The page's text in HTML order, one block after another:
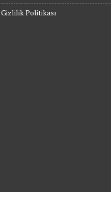
Gizlilik Politikası